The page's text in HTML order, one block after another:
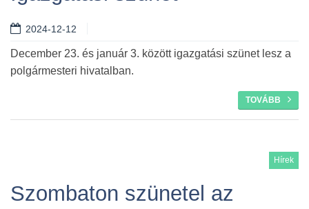
2024-12-12
December 23. és január 3. között igazgatási szünet lesz a
polgármesteri hivatalban.
TOVÁBB
Hírek
Szombaton szünetel az